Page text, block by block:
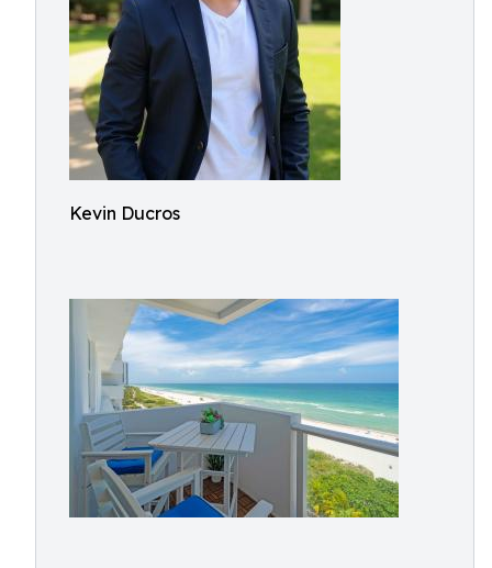
Kevin Ducros